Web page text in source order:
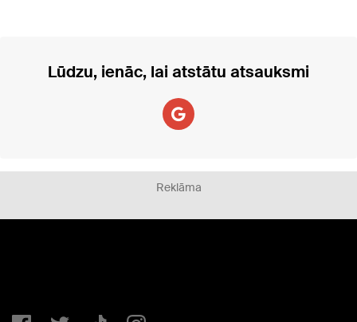
Lūdzu, ienāc, lai atstātu atsauksmi
Reklāma